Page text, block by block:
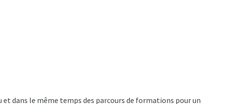
dans le même temps des parcours de formations pour un